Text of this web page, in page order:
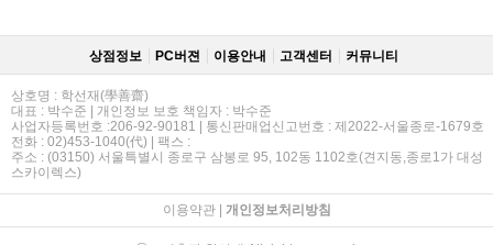
상점정보 PC버젼 이용안내 고객센터 커뮤니티
상호명 : 학선재(學善齋)
대표 : 박수준 | 개인정보 보호 책임자 : 박수준
사업자등록번호 :206-92-90181 | 통신판매업신고번호 : 제2022-서울종로-1679호
전화 : 02)453-1040(代) | 팩스 :
주소 : (03150) 서울특별시 종로구 삼봉로 95, 102동 1102호(견지동,종로1가 대성
스카이렉스)
이용약관| 개인정보처리방침